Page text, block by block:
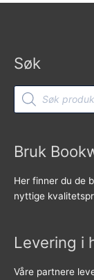
Søk
Products
search
Bruk
Her finner du de
nyttige
Levering i
Våre partnere